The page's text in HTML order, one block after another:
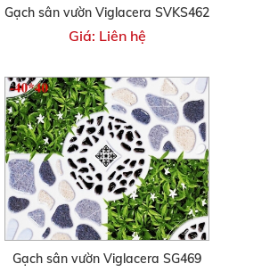
Gạch sân vườn Viglacera SVKS462
Giá: Liên hệ
Gạch sân vườn Viglacera SG469